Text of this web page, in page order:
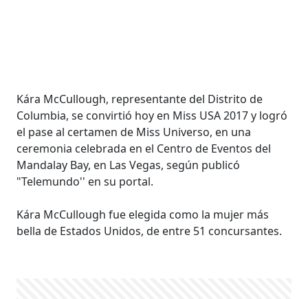
Kára McCullough, representante del Distrito de
Columbia, se convirtió hoy en Miss USA 2017 y logró
el pase al certamen de Miss Universo, en una
ceremonia celebrada en el Centro de Eventos del
Mandalay Bay, en Las Vegas, según publicó
"Telemundo'' en su portal.
Kára McCullough fue elegida como la mujer más
bella de Estados Unidos, de entre 51 concursantes.